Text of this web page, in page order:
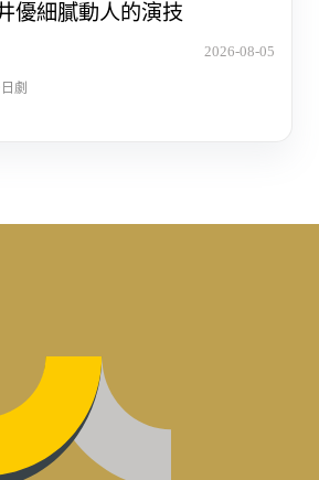
優細膩動人的演技
2026-08-05
日劇